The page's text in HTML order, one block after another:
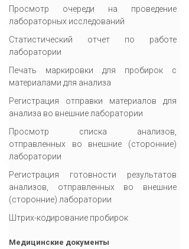
Просмотр очереди на проведение
лабораторных исследований
Статистический отчет по работе
лаборатории
Печать маркировки для пробирок с
материалами для анализа
Регистрация отправки материалов для
анализа во внешние лаборатории
Просмотр списка анализов,
отправленных во внешние (сторонние)
лаборатории
Регистрация готовности результатов
анализов, отправленных во внешние
(сторонние) лаборатории
Штрих-кодирование пробирок
Медицинские документы